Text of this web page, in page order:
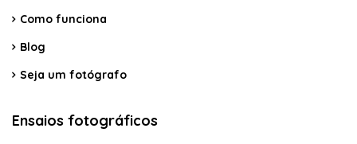
Como funciona
Blog
Seja um fotógrafo
Ensaios fotográficos